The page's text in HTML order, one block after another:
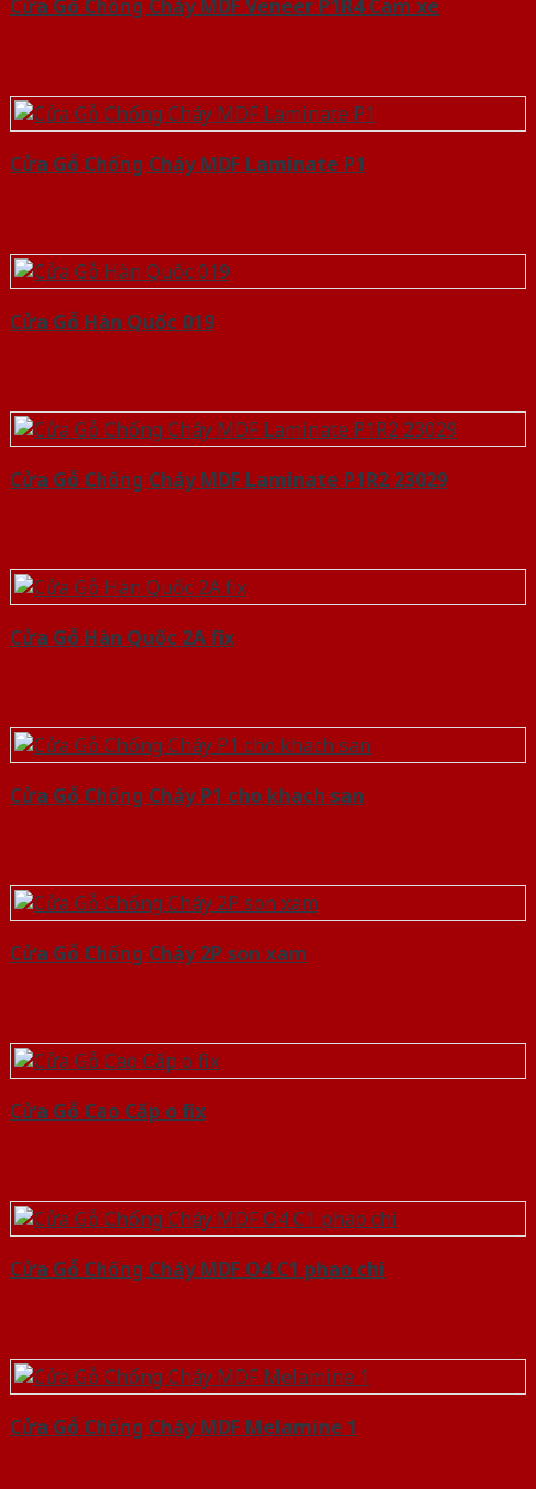
Cửa Gỗ Chống Cháy MDF Veneer P1R4 Cam xe
Cửa Gỗ Chống Cháy MDF Laminate P1
Cửa Gỗ Hàn Quốc 019
Cửa Gỗ Chống Cháy MDF Laminate P1R2 23029
Cửa Gỗ Hàn Quốc 2A fix
Cửa Gỗ Chống Cháy P1 cho khach san
Cửa Gỗ Chống Cháy 2P son xam
Cửa Gỗ Cao Cấp o fix
Cửa Gỗ Chống Cháy MDF O4 C1 phao chi
Cửa Gỗ Chống Cháy MDF Melamine 1